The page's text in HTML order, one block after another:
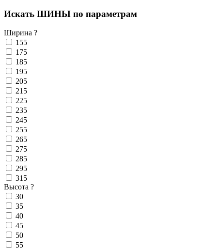
Искать ШИНЫ по параметрам
Ширина ?
155
175
185
195
205
215
225
235
245
255
265
275
285
295
315
Высота ?
30
35
40
45
50
55